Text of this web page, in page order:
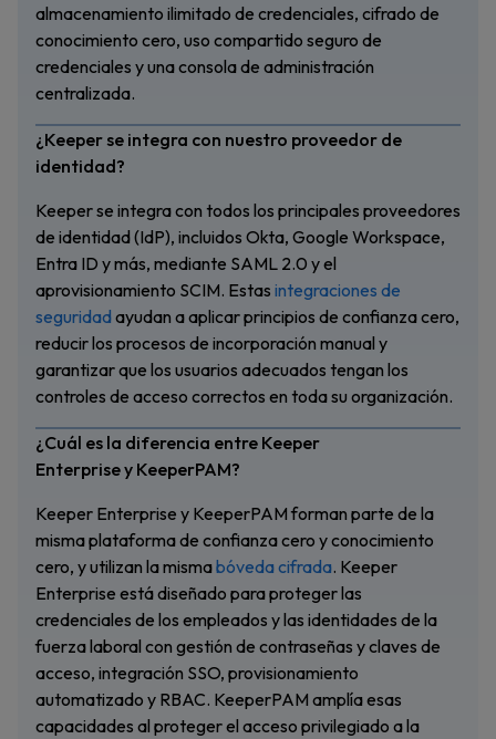
almacenamiento ilimitado de credenciales, cifrado de
conocimiento cero, uso compartido seguro de
credenciales y una consola de administración
centralizada.
¿Keeper se integra con nuestro proveedor de
identidad?
Keeper se integra con todos los principales proveedores
de identidad (IdP), incluidos Okta, Google Workspace,
Entra ID y más, mediante SAML 2.0 y el
aprovisionamiento SCIM. Estas integraciones de
seguridadayudan a aplicar principios de confianza cero,
reducir los procesos de incorporación manual y
garantizar que los usuarios adecuados tengan los
controles de acceso correctos en toda su organización.
¿Cuál es la diferencia entre Keeper
Enterprise y KeeperPAM?
Keeper Enterprise y KeeperPAM forman parte de la
misma plataforma de confianza cero y conocimiento
cero, y utilizan la mismabóveda cifrada. Keeper
Enterprise está diseñado para proteger las
credenciales de los empleados y las identidades de la
fuerza laboral con gestión de contraseñas y claves de
acceso, integración SSO, provisionamiento
automatizado y RBAC. KeeperPAM amplía esas
capacidades al proteger el acceso privilegiado a la